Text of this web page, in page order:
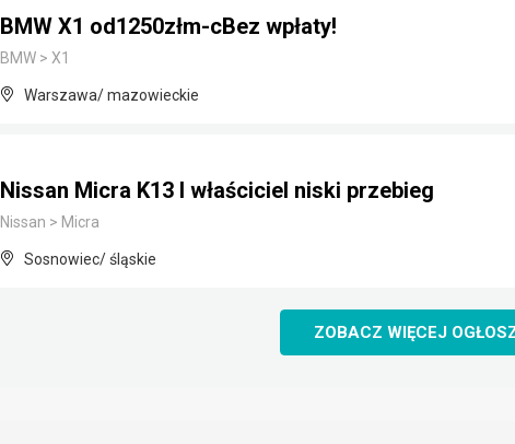
BMW X1 od1250złm-cBez wpłaty!
BMW > X1
Warszawa/ mazowieckie
Nissan Micra K13 I właściciel niski przebieg
Nissan > Micra
Sosnowiec/ śląskie
ZOBACZ WIĘCEJ